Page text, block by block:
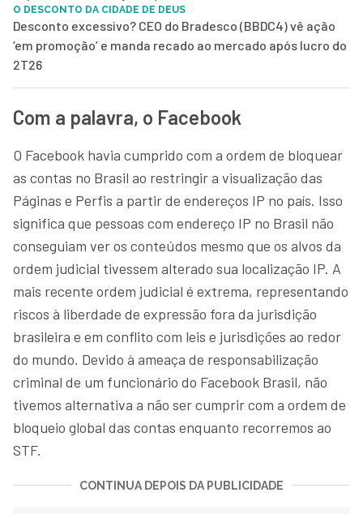
O DESCONTO DA CIDADE DE DEUS
Desconto excessivo? CEO do Bradesco (BBDC4) vê ação
‘em promoção’ e manda recado ao mercado após lucro do
2T26
Com a palavra, o Facebook
O Facebook havia cumprido com a ordem de bloquear
as contas no Brasil ao restringir a visualização das
Páginas e Perfis a partir de endereços IP no país. Isso
significa que pessoas com endereço IP no Brasil não
conseguiam ver os conteúdos mesmo que os alvos da
ordem judicial tivessem alterado sua localização IP. A
mais recente ordem judicial é extrema, representando
riscos à liberdade de expressão fora da jurisdição
brasileira e em conflito com leis e jurisdições ao redor
do mundo. Devido à ameaça de responsabilização
criminal de um funcionário do Facebook Brasil, não
tivemos alternativa a não ser cumprir com a ordem de
bloqueio global das contas enquanto recorremos ao
STF.
CONTINUA DEPOIS DA PUBLICIDADE